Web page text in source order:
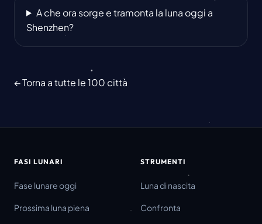
A che ora sorge e tramonta la luna oggi a
Shenzhen?
← Torna a tutte le 100 città
FASI LUNARI
Fase lunare oggi
Prossima luna piena
STRUMENTI
Luna di nascita
Confronta